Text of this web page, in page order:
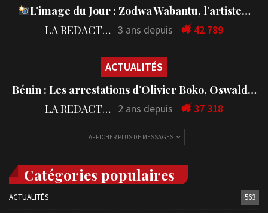
L’image du Jour : Zodwa Wabantu, l’artiste…
LA REDACTION 3 ans depuis 42 789
ACTUALITÉS
Bénin : Les arrestations d’Olivier Boko, Oswald…
LA REDACTION 2 ans depuis 37 318
AFFICHER PLUS DE MESSAGES
Catégories populaires
ACTUALITÉS 563